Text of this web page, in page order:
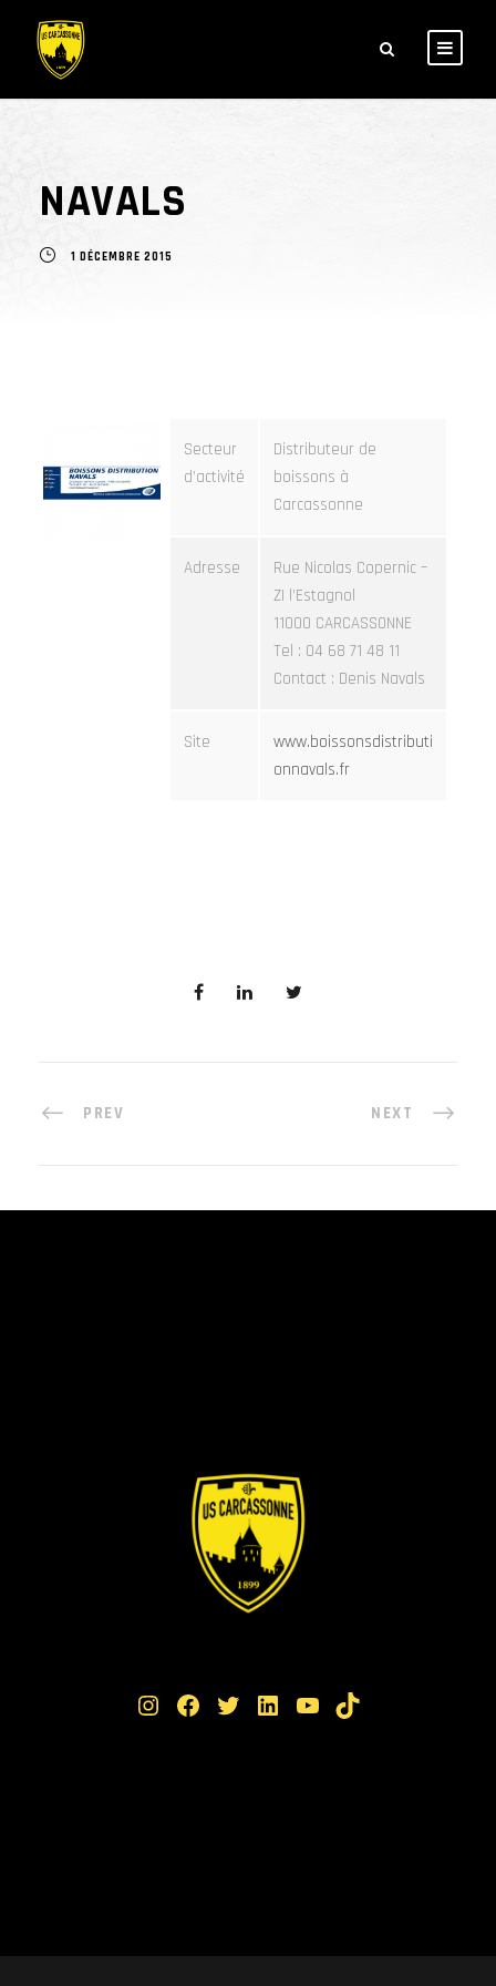
NAVALS
1 DÉCEMBRE 2015
Secteur
d’activité
Distributeur de
boissons à
Carcassonne
Adresse
Rue Nicolas Copernic –
ZI l’Estagnol
11000 CARCASSONNE
Tel : 04 68 71 48 11
Contact : Denis Navals
Site
www.boissonsdistributi
onnavals.fr
PREV NEXT
Instagram Facebook Twitter LinkedIn YouTube TikTok